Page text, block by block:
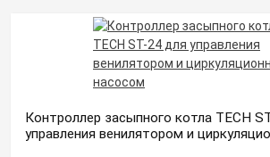
Контроллер засыпного котла TECH
управления венилятором и